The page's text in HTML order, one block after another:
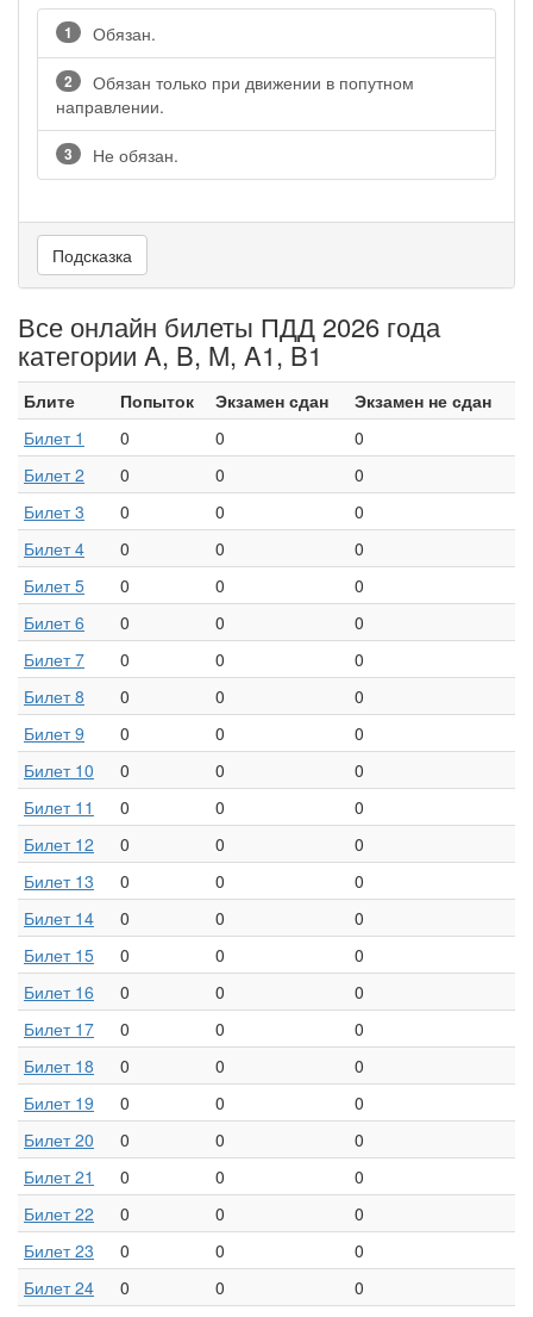
1 Обязан.
2
Обязан только при движении в попутном
направлении.
3 Не обязан.
Подсказка
Все онлайн билеты ПДД 2026 года
категории A, B, M, A1, B1
Блите Попыток Экзамен сдан
Экзамен не сдан
Билет 1
0 0
0
Билет 2
0 0
0
Билет 3
0 0
0
Билет 4
0 0
0
Билет 5
0 0
0
Билет 6
0 0
0
Билет 7
0 0
0
Билет 8
0 0
0
Билет 9
0 0
0
Билет 10
0 0
0
Билет 11
0 0
0
Билет 12
0 0
0
Билет 13
0 0
0
Билет 14
0 0
0
Билет 15
0 0
0
Билет 16
0 0
0
Билет 17
0 0
0
Билет 18
0 0
0
Билет 19
0 0
0
Билет 20
0 0
0
Билет 21
0 0
0
Билет 22
0 0
0
Билет 23
0 0
0
Билет 24
0 0
0